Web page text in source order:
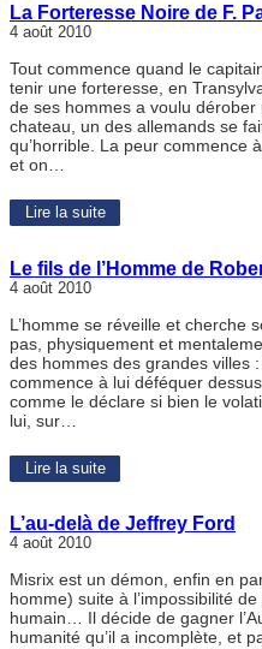
La Forteresse Noire de F.
4 août 2010
Tout commence quand le
tenir une forteresse, en
de ses hommes a voulu
chateau, un des allemands se
qu’horrible. La peur commence
et on…
Lire la suite
Le fils de l’Homme de
4 août 2010
L’homme se réveille et cherche
pas, physiquement et
des hommes des grandes villes
commence à lui déféquer
comme le déclare si bien le
lui, sur…
Lire la suite
L’au-delà de Jeffrey Ford
4 août 2010
Misrix est un démon, enfin en
homme) suite à l’impossibilité
humain… Il décide de gagner
humanité qu’il a incomplète, et